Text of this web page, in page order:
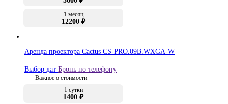
1 месяц
12200 ₽
Аренда проектора Cactus CS-PRO.09B.WXGA-W
Выбор дат Бронь по телефону
Важное о стоимости
1 сутки
1400 ₽